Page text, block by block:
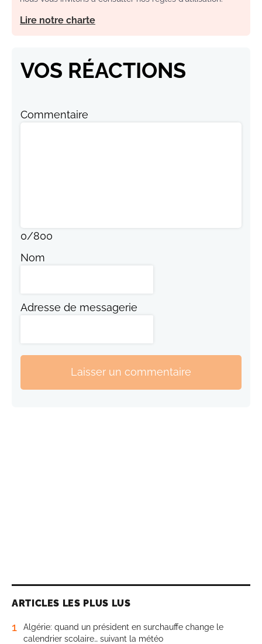
Lire notre charte
VOS RÉACTIONS
Commentaire
0/800
Nom
Adresse de messagerie
Laisser un commentaire
ARTICLES LES PLUS LUS
1
Algérie: quand un président en surchauffe change le
calendrier scolaire… suivant la météo